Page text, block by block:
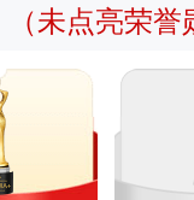
（未点亮荣